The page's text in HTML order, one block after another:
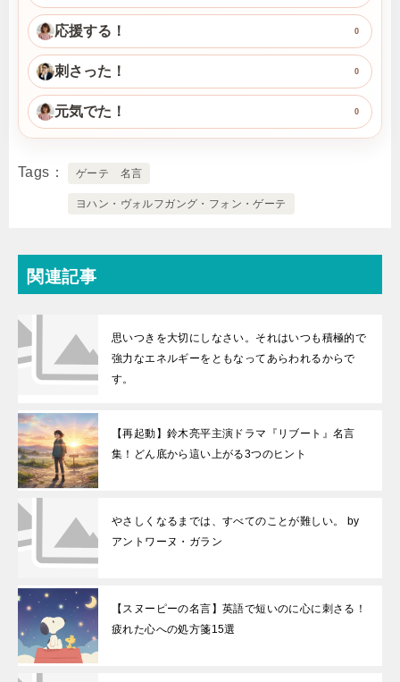
応援する！ 0
刺さった！ 0
元気でた！ 0
Tags ゲーテ 名言
ヨハン・ヴォルフガング・フォン・ゲーテ
関連記事
思いつきを大切にしなさい。それはいつも積極的で
強力なエネルギーをともなってあらわれるからで
す。
【再起動】鈴木亮平主演ドラマ『リブート』名言
集！どん底から這い上がる3つのヒント
やさしくなるまでは、すべてのことが難しい。 by
アントワーヌ・ガラン
【スヌーピーの名言】英語で短いのに心に刺さる！
疲れた心への処方箋15選